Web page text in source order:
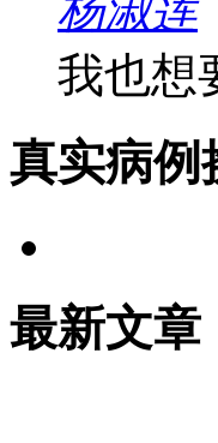
我也想
真实病例
最新文章